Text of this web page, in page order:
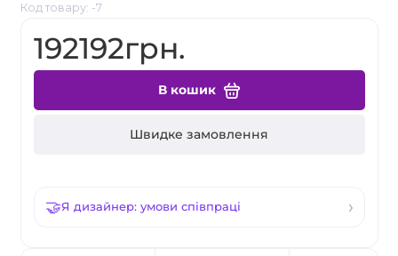
Код товару: -7
192192грн.
В кошик
Швидке замовлення
Я дизайнер: умови співпраці